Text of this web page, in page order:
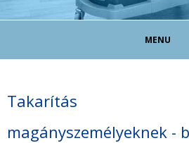
MENU
TAKARÍTÁS
Takarítás
magányszemélyeknek -